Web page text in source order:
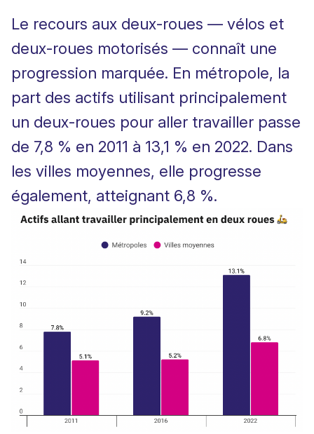
Le recours aux deux-roues — vélos et
deux-roues motorisés — connaît une
progression marquée. En métropole, la
part des actifs utilisant principalement
un deux-roues pour aller travailler passe
de 7,8 % en 2011 à 13,1 % en 2022. Dans
les villes moyennes, elle progresse
également, atteignant 6,8 %.